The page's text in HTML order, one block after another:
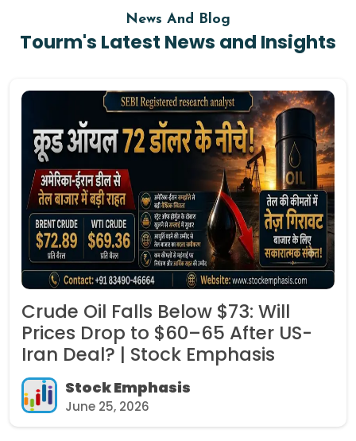
News And Blog
Tourm's Latest News and Insights
Crude Oil Falls Below $73: Will
Prices Drop to $60–65 After US-
Iran Deal? | Stock Emphasis
Stock Emphasis
June 25, 2026